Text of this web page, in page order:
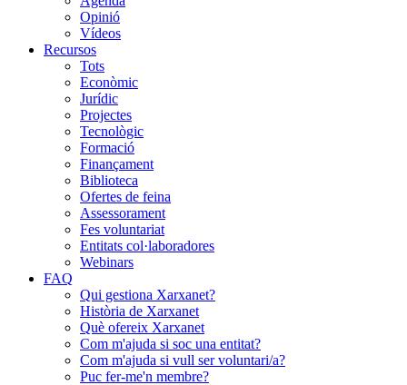
Opinió
Vídeos
Recursos
Tots
Econòmic
Jurídic
Projectes
Tecnològic
Formació
Finançament
Biblioteca
Ofertes de feina
Assessorament
Fes voluntariat
Entitats col·laboradores
Webinars
FAQ
Qui gestiona Xarxanet?
Història de Xarxanet
Què ofereix Xarxanet
Com m'ajuda si soc una entitat?
Com m'ajuda si vull ser voluntari/a?
Puc fer-me'n membre?